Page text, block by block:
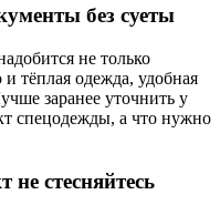
без суеты
не только
тёплая одежда, удобная
заранее уточнить у
спецодежды, а что нужно
стесняйтесь